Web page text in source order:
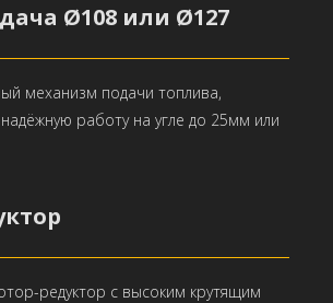
Ø108 или Ø127
механизм подачи топлива,
работу на угле до 25мм или
редуктор с высоким крутящим